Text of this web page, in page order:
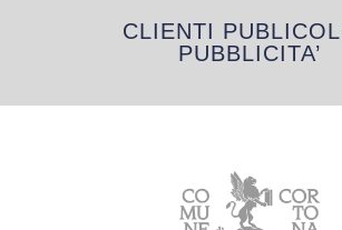
CLIENTI
PUBBLICITA’